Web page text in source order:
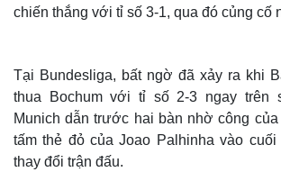
chiến thắng với tỉ số 3-1, qua đó củng cố
Tại Bundesliga, bất ngờ đã xảy ra khi
thua Bochum với tỉ số 2-3 ngay trên
Munich dẫn trước hai bàn nhờ công
tấm thẻ đỏ của Joao Palhinha vào
thay đổi trận đấu.